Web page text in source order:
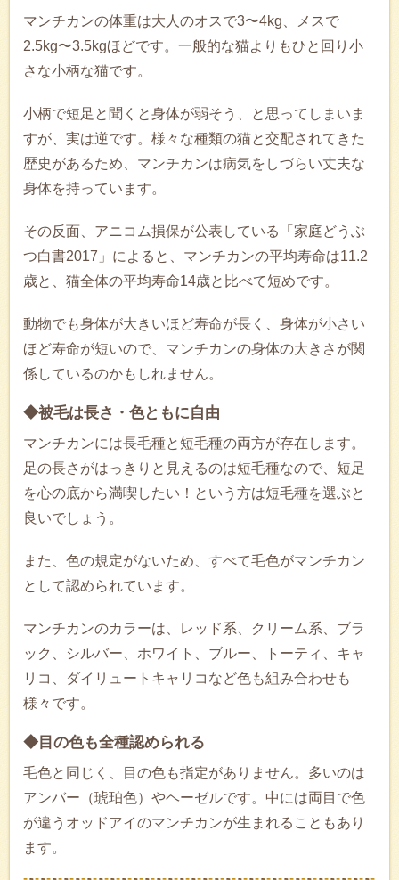
マンチカンの体重は大人のオスで3〜4kg、メスで
2.5kg〜3.5kgほどです。一般的な猫よりもひと回り小
さな小柄な猫です。
小柄で短足と聞くと身体が弱そう、と思ってしまいま
すが、実は逆です。様々な種類の猫と交配されてきた
歴史があるため、マンチカンは病気をしづらい丈夫な
身体を持っています。
その反面、アニコム損保が公表している「家庭どうぶ
つ白書2017」によると、マンチカンの平均寿命は11.2
歳と、猫全体の平均寿命14歳と比べて短めです。
動物でも身体が大きいほど寿命が長く、身体が小さい
ほど寿命が短いので、マンチカンの身体の大きさが関
係しているのかもしれません。
◆被毛は長さ・色ともに自由
マンチカンには長毛種と短毛種の両方が存在します。
足の長さがはっきりと見えるのは短毛種なので、短足
を心の底から満喫したい！という方は短毛種を選ぶと
良いでしょう。
また、色の規定がないため、すべて毛色がマンチカン
として認められています。
マンチカンのカラーは、レッド系、クリーム系、ブラ
ック、シルバー、ホワイト、ブルー、トーティ、キャ
リコ、ダイリュートキャリコなど色も組み合わせも
様々です。
◆目の色も全種認められる
毛色と同じく、目の色も指定がありません。多いのは
アンバー（琥珀色）やヘーゼルです。中には両目で色
が違うオッドアイのマンチカンが生まれることもあり
ます。